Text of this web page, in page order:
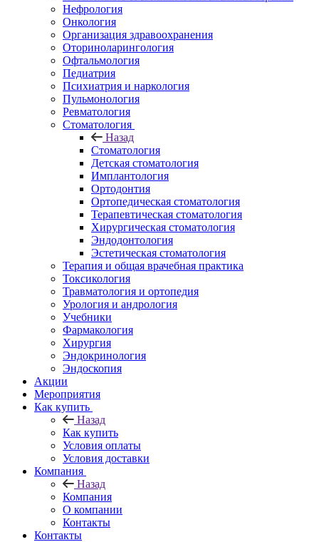
Нефрология
Онкология
Организация здравоохранения
Оториноларингология
Офтальмология
Педиатрия
Психиатрия и наркология
Пульмонология
Ревматология
Стоматология
Назад
Стоматология
Детская стоматология
Имплантология
Ортодонтия
Ортопедическая стоматология
Терапевтическая стоматология
Хирургическая стоматология
Эндодонтология
Эстетическая стоматология
Терапия и общая врачебная практика
Токсикология
Травматология и ортопедия
Урология и андрология
Учебники
Фармакология
Хирургия
Эндокринология
Эндоскопия
Акции
Мероприятия
Как купить
Назад
Как купить
Условия оплаты
Условия доставки
Компания
Назад
Компания
О компании
Контакты
Контакты